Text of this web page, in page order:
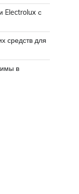
Electrolux с
средств для
в